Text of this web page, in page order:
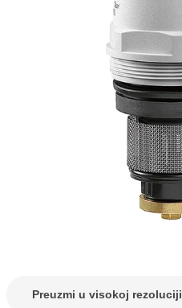
Preuzmi u visokoj rezoluciji